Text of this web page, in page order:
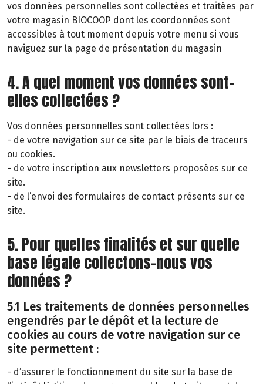
vos données personnelles sont collectées et traitées par
votre magasin BIOCOOP dont les coordonnées sont
accessibles à tout moment depuis votre menu si vous
naviguez sur la page de présentation du magasin
4. A quel moment vos données sont-
elles collectées ?
Vos données personnelles sont collectées lors :
- de votre navigation sur ce site par le biais de traceurs
ou cookies.
- de votre inscription aux newsletters proposées sur ce
site.
- de l’envoi des formulaires de contact présents sur ce
site.
5. Pour quelles finalités et sur quelle
base légale collectons-nous vos
données ?
5.1 Les traitements de données personnelles
engendrés par le dépôt et la lecture de
cookies au cours de votre navigation sur ce
site permettent :
- d’assurer le fonctionnement du site sur la base de